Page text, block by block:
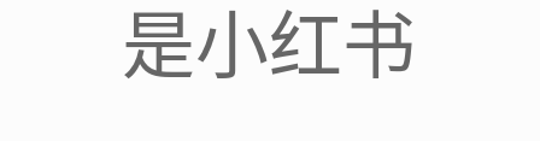
是小红书